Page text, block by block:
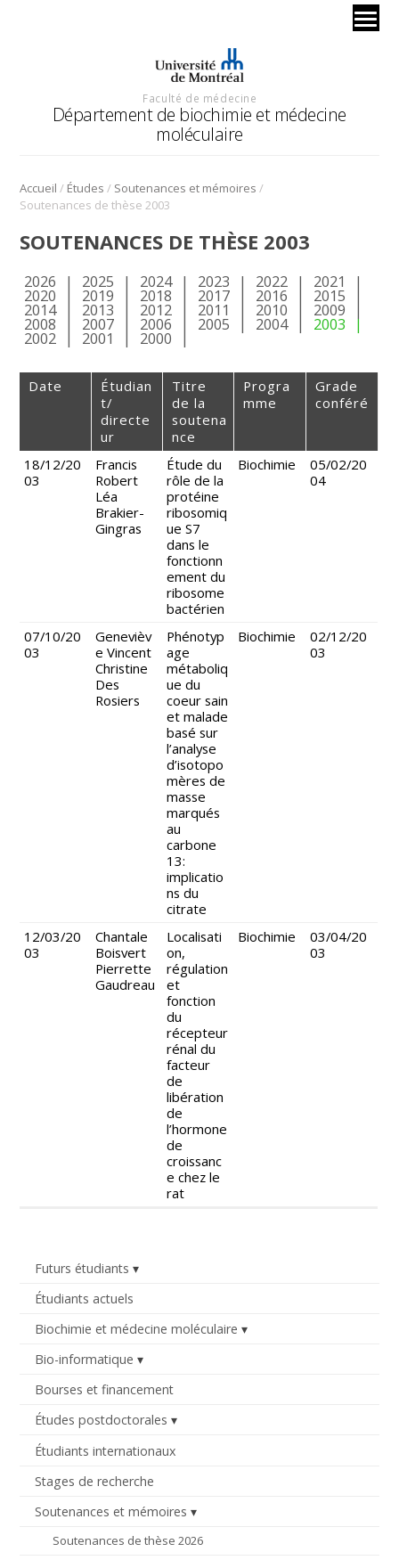
Faculté de médecine
Département de biochimie et médecine
moléculaire
Accueil / Études / Soutenances et mémoires /
Soutenances de thèse 2003
Futurs étudiants
Étudiants actuels
Biochimie et médecine moléculaire
Bio-informatique
Bourses et financement
Études postdoctorales
Étudiants internationaux
Stages de recherche
Soutenances et mémoires
Soutenances de thèse 2026
SOUTENANCES DE THÈSE 2003
2026 2025 2024 2023 2022 2021
2020 2019 2018 2017 2016 2015
2014 2013 2012 2011 2010 2009
2008 2007 2006 2005 2004 2003
2002 2001 2000
Date
Étudian
t/
directe
ur
Titre
de la
soutena
nce
Progra
mme
Grade
conféré
18/12/20
03
Francis
Robert
Léa
Brakier-
Gingras
Étude du
rôle de la
protéine
ribosomiq
ue S7
dans le
fonctionn
ement du
ribosome
bactérien
Biochimie
05/02/20
04
07/10/20
03
Genevièv
e Vincent
Christine
Des
Rosiers
Phénotyp
age
métaboliq
ue du
coeur sain
et malade
basé sur
l’analyse
d’isotopo
mères de
masse
marqués
au
carbone
13:
implicatio
ns du
citrate
Biochimie
02/12/20
03
12/03/20
03
Chantale
Boisvert
Pierrette
Gaudreau
Localisati
on,
régulation
et
fonction
du
récepteur
rénal du
facteur
de
libération
de
l’hormone
de
croissanc
e chez le
rat
Biochimie
03/04/20
03